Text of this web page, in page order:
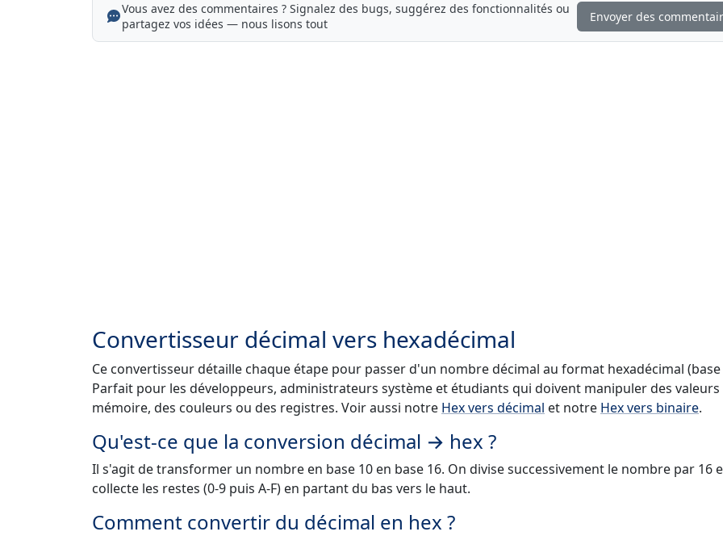
Vous avez des commentaires ? Signalez des bugs, suggérez des fonctionnalités ou
partagez vos idées — nous lisons tout
Envoyer des
Convertisseur décimal vers hexadécimal
Ce convertisseur détaille chaque étape pour passer d'un nombre décimal au format hexadécimal (base
Parfait pour les développeurs, administrateurs système et étudiants qui doivent manipuler des valeurs
mémoire, des couleurs ou des registres. Voir aussi notre Hex vers décimal et notre Hex vers binaire.
Qu'est-ce que la conversion décimal → hex ?
Il s'agit de transformer un nombre en base 10 en base 16. On divise successivement le nombre par 16
collecte les restes (0-9 puis A-F) en partant du bas vers le haut.
Comment convertir du décimal en hex ?